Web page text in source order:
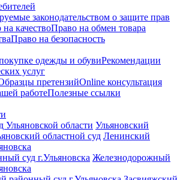
законодательством о защите прав
качествоПраво на обмен товара
Право на безопасность
одежды и обувиРекомендации
услуг
претензийOnline консультация
работеПолезные ссылки
Ульяновский
Ленинский
Железнодорожный